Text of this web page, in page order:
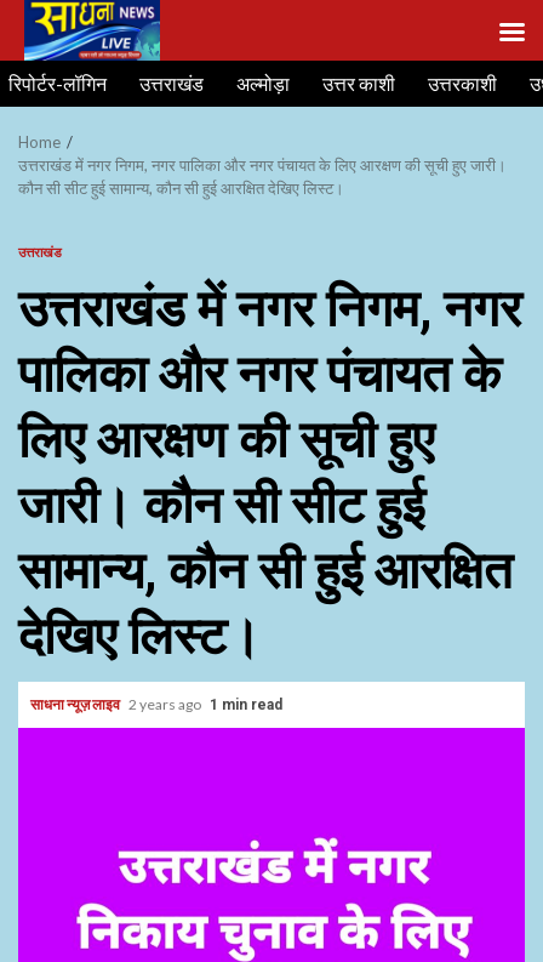
Skip
to
content
रिपोर्टर-लॉगिन उत्तराखंड अल्मोड़ा उत्तर काशी उत्तरकाशी
Home
उत्तराखंड में नगर निगम, नगर पालिका और नगर पंचायत के लिए आरक्षण की सूची हुए जारी।
कौन सी सीट हुई सामान्य, कौन सी हुई आरक्षित देखिए लिस्ट।
उत्तराखंड
उत्तराखंड में नगर निगम, नगर
पालिका और नगर पंचायत के
लिए आरक्षण की सूची हुए
जारी। कौन सी सीट हुई
सामान्य, कौन सी हुई आरक्षित
देखिए लिस्ट।
साधना न्यूज़ लाइव 2 years ago 1 min read